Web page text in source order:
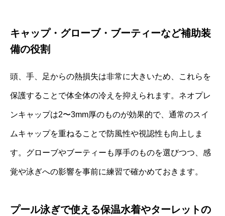
キャップ・グローブ・ブーティーなど補助装
備の役割
頭、手、足からの熱損失は非常に大きいため、これらを
保護することで体全体の冷えを抑えられます。ネオプレ
ンキャップは2〜3mm厚のものが効果的で、通常のスイ
ムキャップを重ねることで防風性や視認性も向上しま
す。グローブやブーティーも厚手のものを選びつつ、感
覚や泳ぎへの影響を事前に練習で確かめておきます。
プール泳ぎで使える保温水着やターレットの